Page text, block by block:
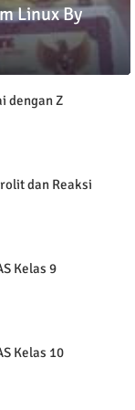
Linux By
Z
dan Reaksi
Kelas 9
Kelas 10